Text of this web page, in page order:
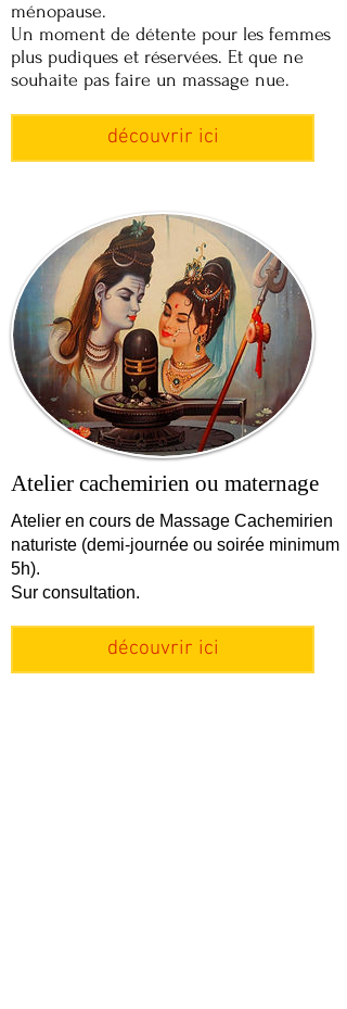
ménopause.
Un moment de détente pour les femmes
plus pudiques et réservées. Et que ne
souhaite pas faire un massage nue.
découvrir ici
Atelier cachemirien ou maternage
Atelier en cours de Massage Cachemirien
naturiste (demi-journée ou soirée minimum
5h).
Sur consultation.
découvrir ici